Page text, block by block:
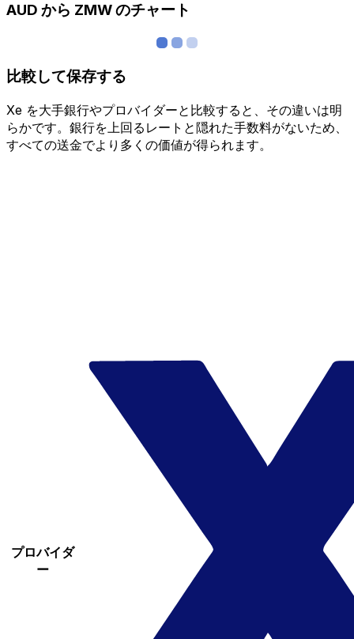
AUD から ZMW のチャート
比較して保存する
Xe を大手銀行やプロバイダーと比較すると、その違いは明
らかです。銀行を上回るレートと隠れた手数料がないため、
すべての送金でより多くの価値が得られます。
プロバイダ
ー